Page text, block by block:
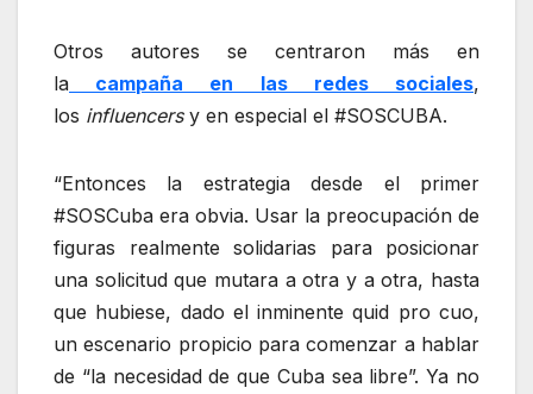
Otros autores se centraron más en
la campaña en las redes sociales,
los influencers y en especial el #SOSCUBA.
“Entonces la estrategia desde el primer
#SOSCuba era obvia. Usar la preocupación de
figuras realmente solidarias para posicionar
una solicitud que mutara a otra y a otra, hasta
que hubiese, dado el inminente quid pro cuo,
un escenario propicio para comenzar a hablar
de “la necesidad de que Cuba sea libre”. Ya no